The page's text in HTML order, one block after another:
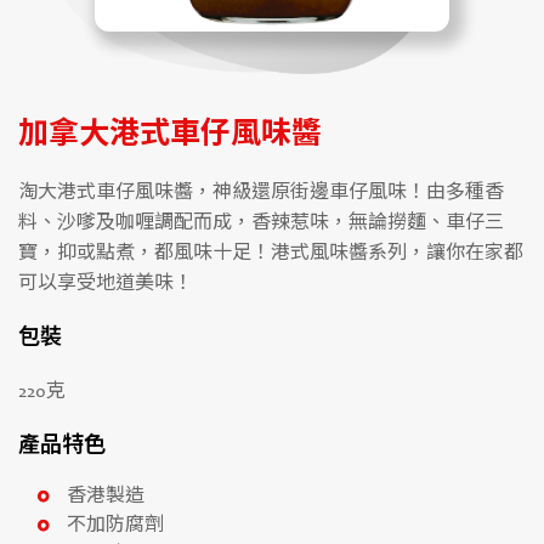
加拿大港式車仔風味醬
淘大港式車仔風味醬，神級還原街邊車仔風味！由多種香
料、沙嗲及咖喱調配而成，香辣惹味，無論撈麵、車仔三
寶，抑或點煮，都風味十足！港式風味醬系列，讓你在家都
可以享受地道美味！
包裝
220克
產品特色
香港製造
不加防腐劑